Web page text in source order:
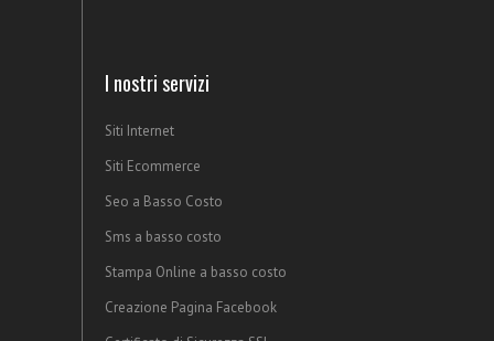
I nostri servizi
Siti Internet
Siti Ecommerce
Seo a Basso Costo
Sms a basso costo
Stampa Online a basso costo
Creazione Pagina Facebook